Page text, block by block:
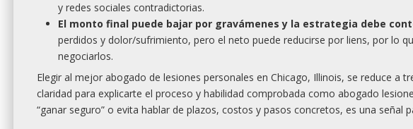
y redes sociales contradictorias.
El monto final puede bajar por gravámenes y la estrategia debe
perdidos y dolor/sufrimiento, pero el neto puede reducirse por liens, por lo
negociarlos.
Elegir al mejor abogado de lesiones personales en Chicago, Illinois, se reduce a
claridad para explicarte el proceso y habilidad comprobada como abogado
“ganar seguro” o evita hablar de plazos, costos y pasos concretos, es una señal